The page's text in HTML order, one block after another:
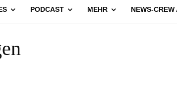
PODCAST MEHR NEWS-